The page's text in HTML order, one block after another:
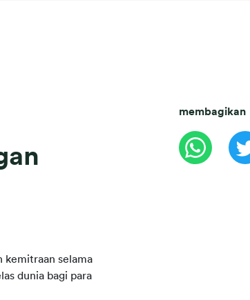
kemitraan selama
membagikan